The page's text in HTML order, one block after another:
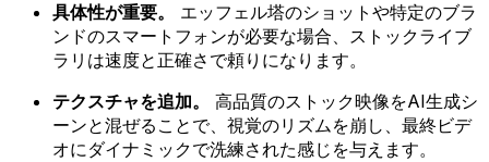
具体性が重要。
エッフェル塔のショットや特定のブラ
ンドのスマートフォンが必要な場合、ストックライブ
ラリは速度と正確さで頼りになります。
テクスチャを追加。
高品質のストック映像をAI生成シ
ーンと混ぜることで、視覚のリズムを崩し、最終ビデ
オにダイナミックで洗練された感じを与えます。